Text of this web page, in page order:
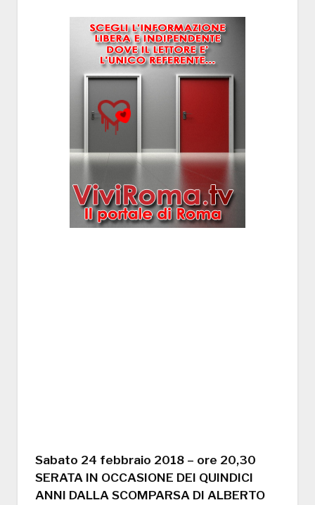
Sabato 24 febbraio 2018 – ore 20,30
SERATA IN OCCASIONE DEI QUINDICI
ANNI DALLA SCOMPARSA DI ALBERTO